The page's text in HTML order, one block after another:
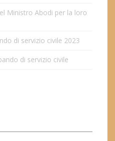
Ministro Abodi per la loro
di servizio civile 2023
di servizio civile